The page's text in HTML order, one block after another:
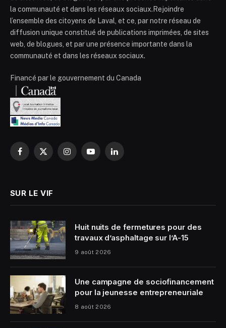
la communauté et dans les réseaux sociaux.Rejoindre
l’ensemble des citoyens de Laval, et ce, par notre réseau de
diffusion unique constitué de publications imprimées, de sites
web, de blogues, et par une présence importante dans la
communauté et dans les réseaux sociaux.
Financé par le gouvernement du Canada
Facebook
X
InstagramYouTubeLinkedIn
SUR LE VIF
Huit nuits de fermetures pour des
travaux d’asphaltage sur l’A-15
9 août 2026
Une campagne de sociofinancement
pour la jeunesse entrepreneuriale
8 août 2026